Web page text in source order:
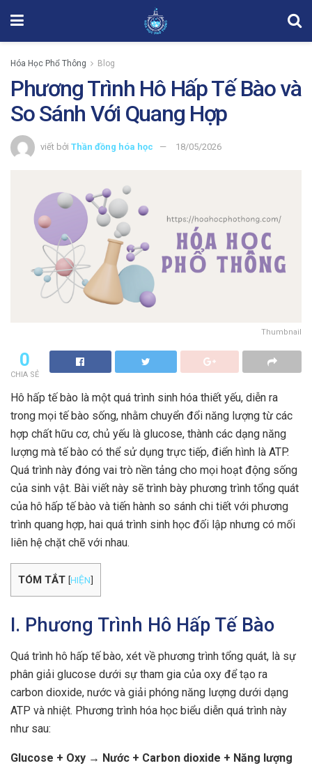
Hóa Học Phổ Thông Blog
Phương Trình Hô Hấp Tế Bào và
So Sánh Với Quang Hợp
viết bởi Thần đồng hóa học 18/05/2026
Thumbnail
0
CHIA SẺ
Hô hấp tế bào là một quá trình sinh hóa thiết yếu, diễn ra
trong mọi tế bào sống, nhằm chuyển đổi năng lượng từ các
hợp chất hữu cơ, chủ yếu là glucose, thành các dạng năng
lượng mà tế bào có thể sử dụng trực tiếp, điển hình là ATP.
Quá trình này đóng vai trò nền tảng cho mọi hoạt động sống
của sinh vật. Bài viết này sẽ trình bày phương trình tổng quát
của hô hấp tế bào và tiến hành so sánh chi tiết với phương
trình quang hợp, hai quá trình sinh học đối lập nhưng có mối
liên hệ chặt chẽ với nhau.
TÓM TẮT [HIỆN]
I. Phương Trình Hô Hấp Tế Bào
Quá trình hô hấp tế bào, xét về phương trình tổng quát, là sự
phân giải glucose dưới sự tham gia của oxy để tạo ra
carbon dioxide, nước và giải phóng năng lượng dưới dạng
ATP và nhiệt. Phương trình hóa học biểu diễn quá trình này
như sau:
Glucose + Oxy → Nước + Carbon dioxide + Năng lượng